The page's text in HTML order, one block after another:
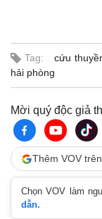
Tag: cứu
hải phòng
Mời quý độc giả
Thêm VOV
Chọn VOV làm
dẫn.